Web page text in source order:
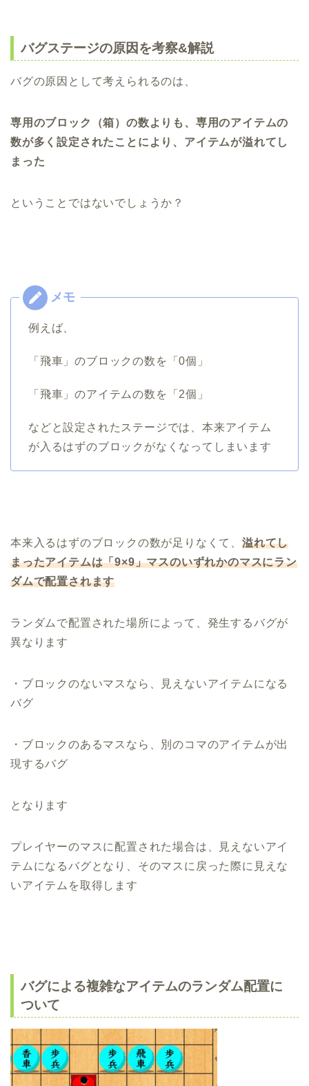
バグステージの原因を考察&解説
バグの原因として考えられるのは、
専用のブロック（箱）の数よりも、専用のアイテムの
数が多く設定されたことにより、アイテムが溢れてし
まった
ということではないでしょうか？
例えば、
「飛車」のブロックの数を「0個」
「飛車」のアイテムの数を「2個」
などと設定されたステージでは、本来アイテム
が入るはずのブロックがなくなってしまいます
本来入るはずのブロックの数が足りなくて、 溢れてし
まったアイテムは「9×9」マスのいずれかのマスにラン
ダムで配置されます
ランダムで配置された場所によって、発生するバグが
異なります
・ブロックのないマスなら、見えないアイテムになる
バグ
・ブロックのあるマスなら、別のコマのアイテムが出
現するバグ
となります
プレイヤーのマスに配置された場合は、見えないアイ
テムになるバグとなり、そのマスに戻った際に見えな
いアイテムを取得します
バグによる複雑なアイテムのランダム配置に
ついて